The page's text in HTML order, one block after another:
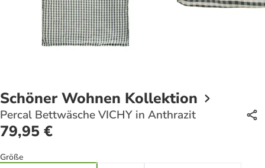
Schöner Wohnen Kollektion
Percal Bettwäsche VICHY in Anthrazit
79,95 €
Größe